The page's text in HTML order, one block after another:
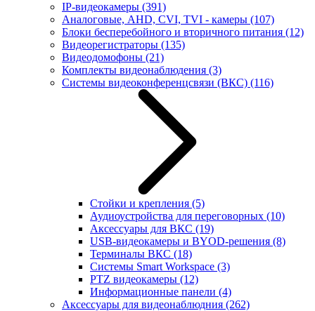
IP-видеокамеры (391)
Аналоговые, AHD, CVI, TVI - камеры (107)
Блоки бесперебойного и вторичного питания (12)
Видеорегистраторы (135)
Видеодомофоны (21)
Комплекты видеонаблюдения (3)
Системы видеоконференцсвязи (ВКС) (116)
Стойки и крепления (5)
Аудиоустройства для переговорных (10)
Аксессуары для ВКС (19)
USB-видеокамеры и BYOD-решения (8)
Терминалы ВКС (18)
Системы Smart Workspace (3)
PTZ видеокамеры (12)
Информационные панели (4)
Аксессуары для видеонаблюдния (262)